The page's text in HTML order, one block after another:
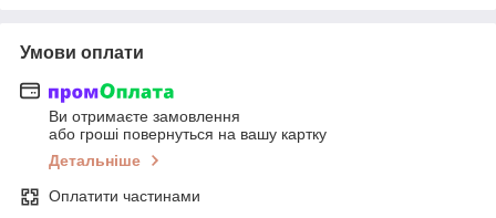
Умови оплати
Ви отримаєте замовлення
або гроші повернуться на вашу картку
Детальніше
Оплатити частинами